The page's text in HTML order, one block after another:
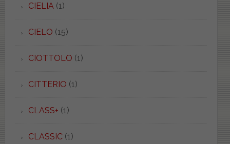
CIELIA (1)
CIELO (15)
CIOTTOLO (1)
CITTERIO (1)
CLASS+ (1)
CLASSIC(1)